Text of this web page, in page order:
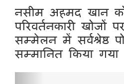
नसीम अहमद खान
परिवर्तनकारी खोजों
सम्मेलन में सर्वश्रेष्ठ
सम्मानित किया गया